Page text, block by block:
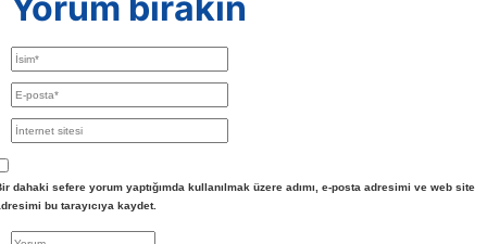
dahaki sefere yorum yaptığımda kullanılmak üzere adımı, e-posta adresimi ve web site
bu tarayıcıya kaydet.